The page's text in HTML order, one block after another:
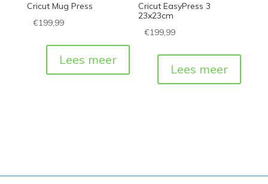
Cricut Mug Press
€199,99
Lees meer
Cricut EasyPress 3
23x23cm
€199,99
Lees meer